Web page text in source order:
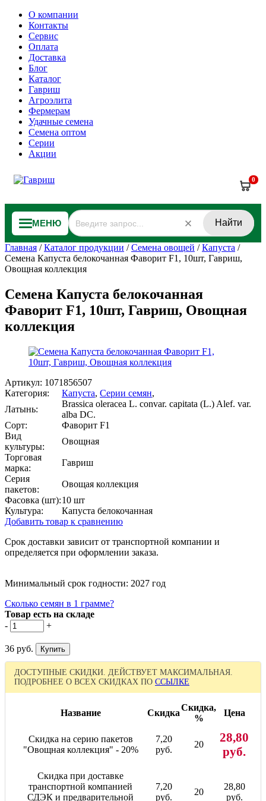
О компании
Контакты
Сервис
Оплата
Доставка
Блог
Каталог
Гавриш
Агроэлита
Фермерам
Удачные семена
Семена оптом
Серии
Акции
0
МЕНЮ Найти
Главная /Каталог продукции /Семена овощей /Капуста /
Семена Капуста белокочанная Фаворит F1, 10шт, Гавриш,
Овощная коллекция
Семена Капуста белокочанная
Фаворит F1, 10шт, Гавриш, Овощная
коллекция
Артикул: 1071856507
Категория:
Капуста, Серии семян,
Латынь:
Brassica oleracea L. convar. capitata (L.) Alef. var.
alba DC.
Сорт:
Фаворит F1
Вид
культуры:
Овощная
Торговая
марка:
Гавриш
Серия
пакетов:
Овощая коллекция
Фасовка (шт):10 шт
Культура:
Капуста белокочанная
Добавить товар к сравнению
Срок доставки зависит от транспортной компании и
определяется при оформлении заказа.
Минимальный срок годности: 2027 год
Сколько семян в 1 грамме?
Товар есть на складе
-
+
36 руб.
ДОСТУПНЫЕ СКИДКИ. ДЕЙСТВУЕТ МАКСИМАЛЬНАЯ.
ПОДРОБНЕЕ О ВСЕХ СКИДКАХ ПО ССЫЛКЕ
Название Скидка
Скидка,
%
Цена
Скидка на серию пакетов
"Овощная коллекция" - 20%
7,20
руб.
20
28,80
руб.
Скидка при доставке
транспортной компанией
СДЭК и предварительной
7,20
руб.
20
28,80
руб.